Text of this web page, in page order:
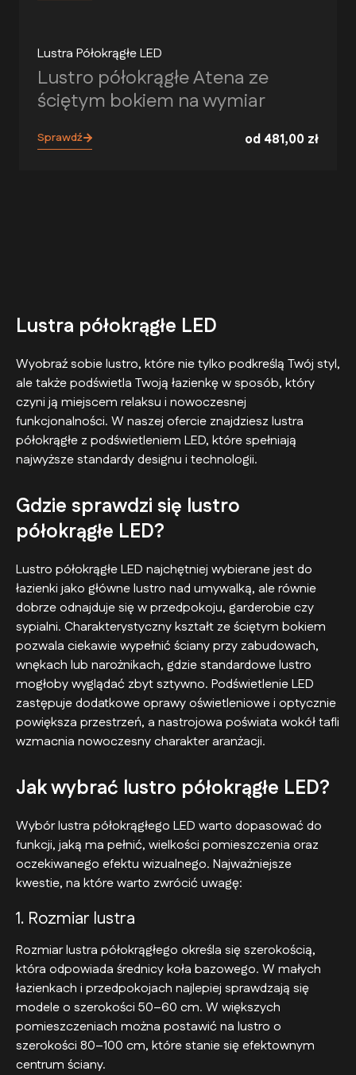
Lustra Półokrągłe LED
Lustro półokrągłe Atena ze
ściętym bokiem na wymiar
Sprawdź od 481,00 zł
Lustra półokrągłe LED
Wyobraź sobie lustro, które nie tylko podkreślą Twój styl,
ale także podświetla Twoją łazienkę w sposób, który
czyni ją miejscem relaksu i nowoczesnej
funkcjonalności. W naszej ofercie znajdziesz lustra
półokrągłe z podświetleniem LED, które spełniają
najwyższe standardy designu i technologii.
Gdzie sprawdzi się lustro
półokrągłe LED?
Lustro półokrągłe LED najchętniej wybierane jest do
łazienki jako główne lustro nad umywalką, ale równie
dobrze odnajduje się w przedpokoju, garderobie czy
sypialni. Charakterystyczny kształt ze ściętym bokiem
pozwala ciekawie wypełnić ściany przy zabudowach,
wnękach lub narożnikach, gdzie standardowe lustro
mogłoby wyglądać zbyt sztywno. Podświetlenie LED
zastępuje dodatkowe oprawy oświetleniowe i optycznie
powiększa przestrzeń, a nastrojowa poświata wokół tafli
wzmacnia nowoczesny charakter aranżacji.
Jak wybrać lustro półokrągłe LED?
Wybór lustra półokrągłego LED warto dopasować do
funkcji, jaką ma pełnić, wielkości pomieszczenia oraz
oczekiwanego efektu wizualnego. Najważniejsze
kwestie, na które warto zwrócić uwagę:
1. Rozmiar lustra
Rozmiar lustra półokrągłego określa się szerokością,
która odpowiada średnicy koła bazowego. W małych
łazienkach i przedpokojach najlepiej sprawdzają się
modele o szerokości 50–60 cm. W większych
pomieszczeniach można postawić na lustro o
szerokości 80–100 cm, które stanie się efektownym
centrum ściany.